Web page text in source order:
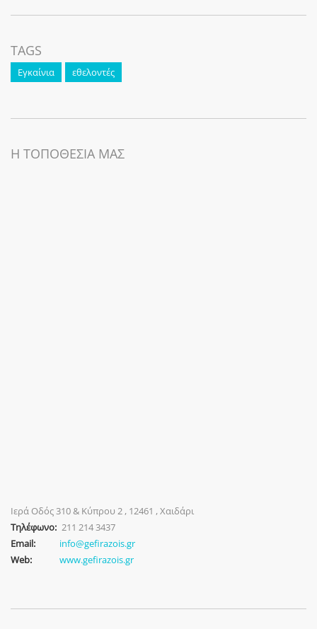
TAGS
Εγκαίνια εθελοντές
Η ΤΟΠΟΘΕΣΙΑ ΜΑΣ
Ιερά Οδός 310 & Κύπρου 2 , 12461 , Χαιδάρι
Τηλέφωνο:211 214 3437
Email:
info@gefirazois.gr
Web:
www.gefirazois.gr